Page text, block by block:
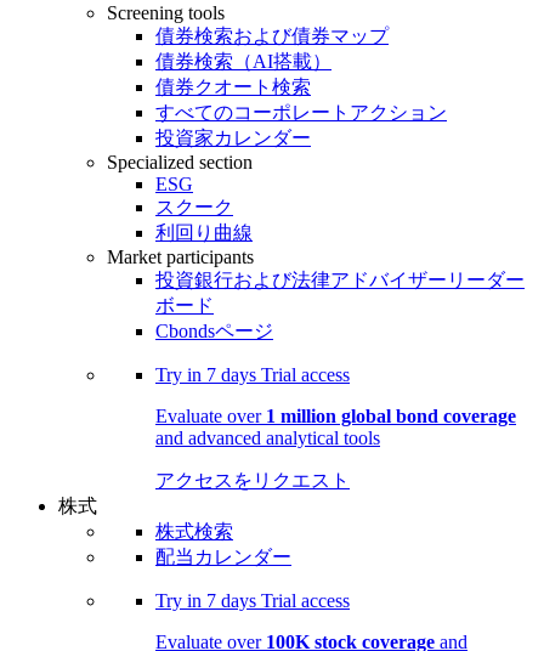
Screening tools
債券検索および債券マップ
債券検索（AI搭載）
債券クオート検索
すべてのコーポレートアクション
投資家カレンダー
Specialized section
ESG
スクーク
利回り曲線
Market participants
投資銀行および法律アドバイザーリーダー
ボード
Cbondsページ
Try in 7 days Trial access
Evaluate over 1 million global bond coverage
and advanced analytical tools
アクセスをリクエスト
株式
株式検索
配当カレンダー
Try in 7 days Trial access
Evaluate over 100K stock coverage and